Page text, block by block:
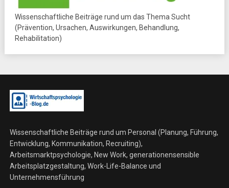
Wissenschaftliche Beiträge rund um das Thema Sucht
(Prävention, Ursachen, Auswirkungen, Behandlung,
Rehabilitation)
Wissenschaftliche Beiträge rund um Personal (Planung, Führung,
Entwicklung, Kommunikation, Recruiting),
Arbeitsmarktpsychologie, New Work, generationensensible
Arbeitsplatzgestaltung, Work-Life-Balance und
Unternehmensführung